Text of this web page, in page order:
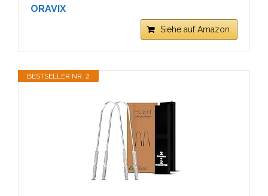
ORAVIX
Siehe auf Amazon
BESTSELLER NR. 2